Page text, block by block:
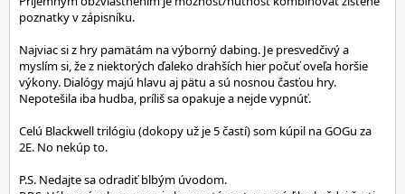
poznatky v zápisníku.
Najviac si z hry pamätám na výborný dabing. Je presvedčivý a
myslím si, že z niektorých ďaleko drahších hier počuť oveľa horšie
výkony. Dialógy majú hlavu aj pätu a sú nosnou časťou hry.
Nepotešila iba hudba, príliš sa opakuje a nejde vypnúť.
Celú Blackwell trilógiu (dokopy už je 5 častí) som kúpil na GOGu za
2E. No nekúp to.
P.S. Nedajte sa odradiť blbým úvodom.